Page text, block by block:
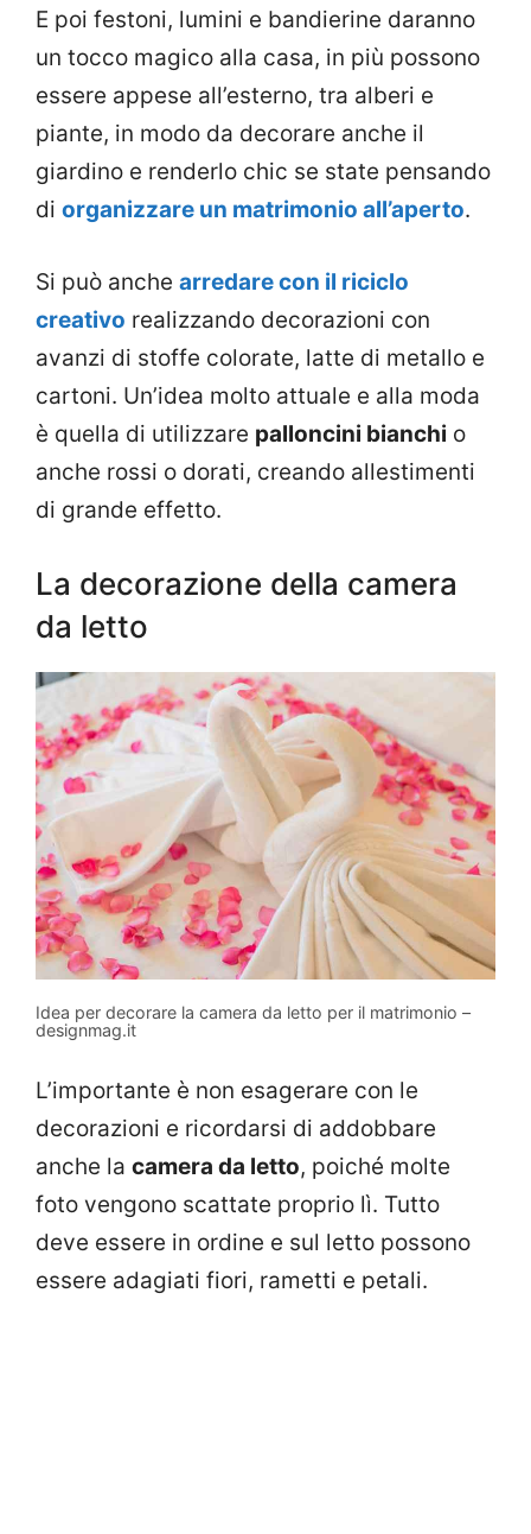
E poi festoni, lumini e bandierine daranno
un tocco magico alla casa, in più possono
essere appese all’esterno, tra alberi e
piante, in modo da decorare anche il
giardino e renderlo chic se state pensando
di organizzare un matrimonio all’aperto.
Si può anche arredare con il riciclo
creativo realizzando decorazioni con
avanzi di stoffe colorate, latte di metallo e
cartoni. Un’idea molto attuale e alla moda
è quella di utilizzare palloncini bianchi o
anche rossi o dorati, creando allestimenti
di grande effetto.
La decorazione della camera
da letto
Idea per decorare la camera da letto per il matrimonio –
designmag.it
L’importante è non esagerare con le
decorazioni e ricordarsi di addobbare
anche la camera da letto, poiché molte
foto vengono scattate proprio lì. Tutto
deve essere in ordine e sul letto possono
essere adagiati fiori, rametti e petali.